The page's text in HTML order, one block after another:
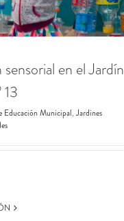
en el Jardín
Educación Municipal, Jardines